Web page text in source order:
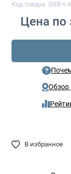
Код товара: ЭХВЧ-
Цена по
В избранное